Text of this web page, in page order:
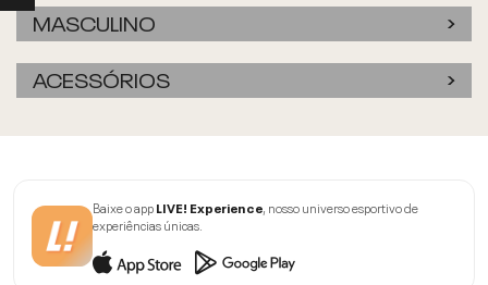
MASCULINO
ACESSÓRIOS
Baixe o appLIVE! Experience, nosso universo esportivo de
experiências únicas.